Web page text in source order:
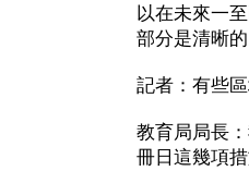
以在未來一
部分是清晰的
記者：有些
教育局局長
冊日這幾項